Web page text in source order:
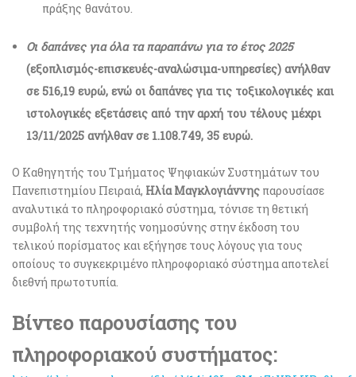
πράξης θανάτου.
Οι δαπάνες για όλα τα παραπάνω για το έτος 2025
(εξοπλισμός-επισκευές-αναλώσιμα-υπηρεσίες) ανήλθαν
σε 516,19 ευρώ, ενώ οι δαπάνες για τις τοξικολογικές και
ιστολογικές εξετάσεις από την αρχή του τέλους μέχρι
13/11/2025 ανήλθαν σε 1.108.749, 35 ευρώ.
Ο Καθηγητής του Τμήματος Ψηφιακών Συστημάτων του
Πανεπιστημίου Πειραιά, Ηλία Μαγκλογιάννης παρουσίασε
αναλυτικά το πληροφοριακό σύστημα, τόνισε τη θετική
συμβολή της τεχνητής νοημοσύνης στην έκδοση του
τελικού πορίσματος και εξήγησε τους λόγους για τους
οποίους το συγκεκριμένο πληροφοριακό σύστημα αποτελεί
διεθνή πρωτοτυπία.
Βίντεο παρουσίασης του
πληροφοριακού συστήματος: